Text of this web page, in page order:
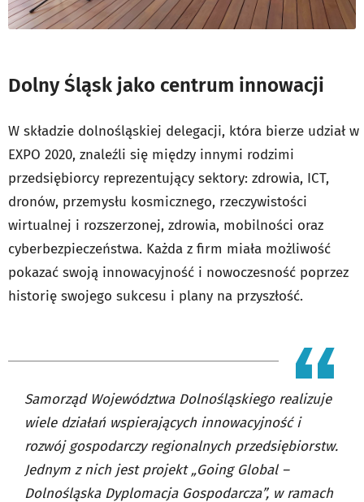
Dolny Śląsk jako centrum innowacji
W składzie dolnośląskiej delegacji, która bierze udział w
EXPO 2020, znaleźli się między innymi rodzimi
przedsiębiorcy reprezentujący sektory: zdrowia, ICT,
dronów, przemysłu kosmicznego, rzeczywistości
wirtualnej i rozszerzonej, zdrowia, mobilności oraz
cyberbezpieczeństwa. Każda z firm miała możliwość
pokazać swoją innowacyjność i nowoczesność poprzez
historię swojego sukcesu i plany na przyszłość.
Samorząd Województwa Dolnośląskiego realizuje
wiele działań wspierających innowacyjność i
rozwój gospodarczy regionalnych przedsiębiorstw.
Jednym z nich jest projekt „Going Global –
Dolnośląska Dyplomacja Gospodarcza”, w ramach